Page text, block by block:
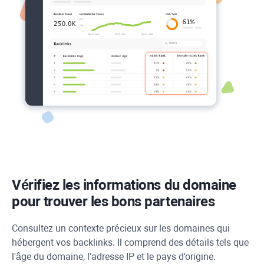
Vérifiez les informations du domaine
pour trouver les bons partenaires
Consultez un contexte précieux sur les domaines qui
hébergent vos backlinks. Il comprend des détails tels que
l'âge du domaine, l'adresse IP et le pays d'origine.